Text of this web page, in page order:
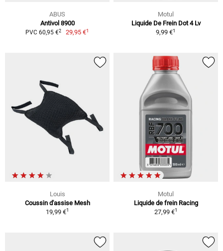
ABUS
Antivol 8900
PVC 60,95 €2 29,95 €1
Motul
Liquide De Frein Dot 4 Lv
9,99 €1
Louis
Coussin d'assise Mesh
19,99 €1
Motul
Liquide de frein Racing
27,99 €1